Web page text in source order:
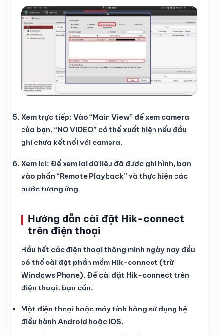
Xem trực tiếp: Vào “Main View” để xem camera
của bạn. “NO VIDEO” có thể xuất hiện nếu đầu
ghi chưa kết nối với camera.
Xem lại: Để xem lại dữ liệu đã được ghi hình, bạn
vào phần “Remote Playback” và thực hiện các
bước tương ứng.
Hướng dẫn cài đặt Hik-connect
trên điện thoại
Hầu hết các điện thoại thông minh ngày nay đều
có thể cài đặt phần mềm Hik-connect (trừ
Windows Phone). Để cài đặt Hik-connect trên
điện thoại, bạn cần:
Một điện thoại hoặc máy tính bảng sử dụng hệ
điều hành Android hoặc iOS.